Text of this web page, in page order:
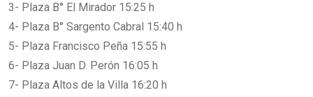
3- Plaza B° El Mirador 15:25 h
4- Plaza B° Sargento Cabral 15:40 h
5- Plaza Francisco Peña 15:55 h
6- Plaza Juan D. Perón 16:05 h
7- Plaza Altos de la Villa 16:20 h